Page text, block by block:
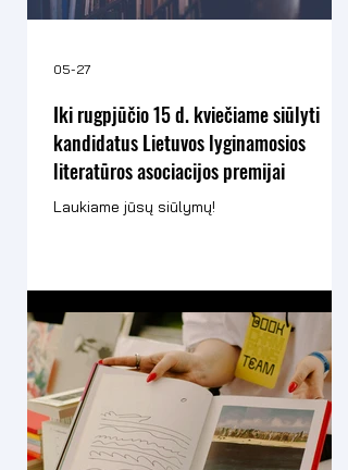
Iki rugpjūčio 15 d. kviečiame siūlyti
kandidatus Lietuvos lyginamosios
literatūros asociacijos premijai
Laukiame jūsų siūlymų!
05-27